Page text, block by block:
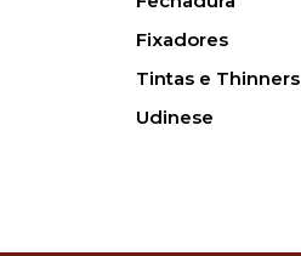
Fixadores
Tintas e Thinners
Udinese